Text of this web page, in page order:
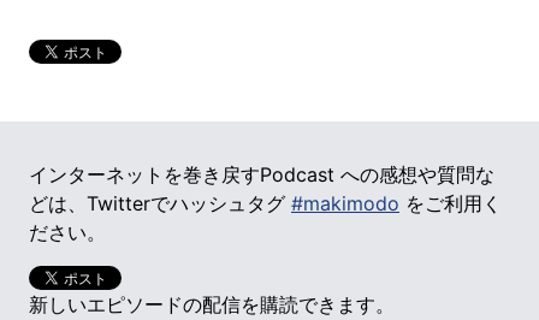
インターネットを巻き戻すPodcast への感想や質問な
どは、Twitterでハッシュタグ #makimodo をご利用く
ださい。
新しいエピソードの配信を購読できます。